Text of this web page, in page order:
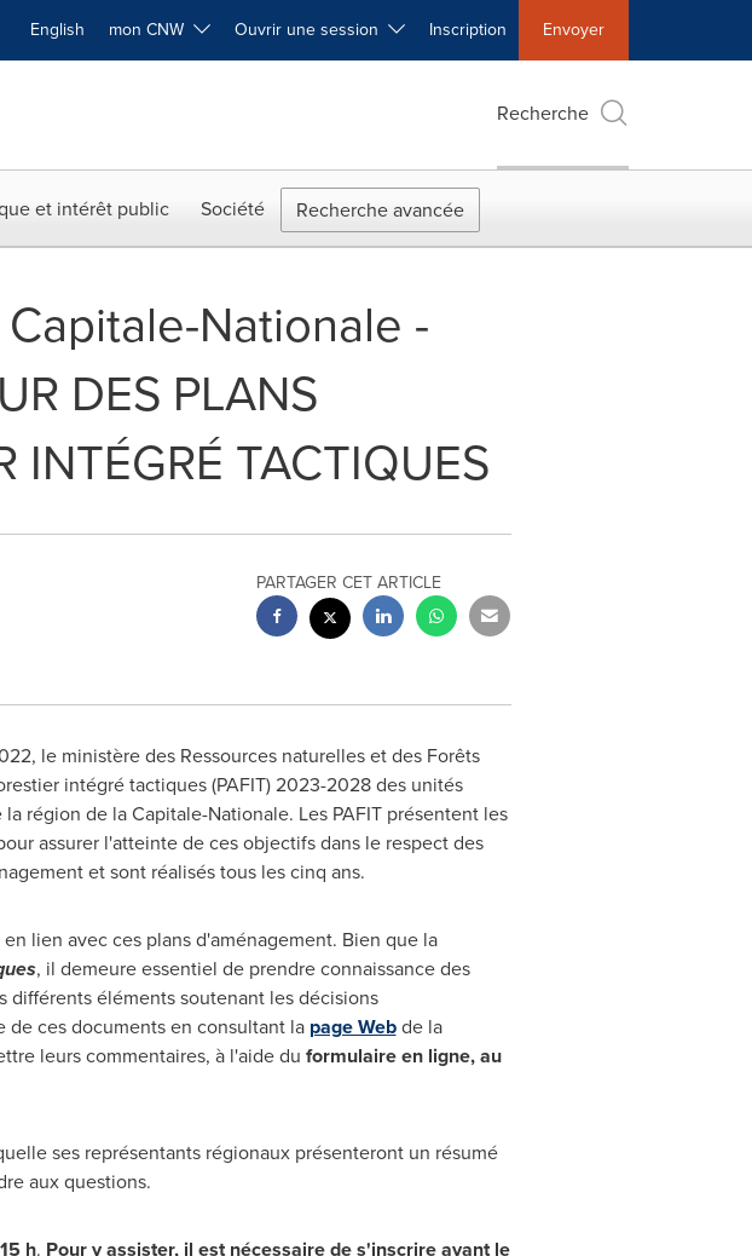
English mon CNW Ouvrir une session Inscription Envoyer
Recherche
et intérêt public Société Recherche avancée
Nationale -
DES PLANS
INTÉGRÉ TACTIQUES
PARTAGER CET ARTICLE
le ministère des Ressources naturelles et des Forêts
intégré tactiques (PAFIT) 2023-2028 des unités
région de la Capitale-Nationale. Les PAFIT présentent les
assurer l'atteinte de ces objectifs dans le respect des
et sont réalisés tous les cinq ans.
lien avec ces plans d'aménagement. Bien que la
, il demeure essentiel de prendre connaissance des
différents éléments soutenant les décisions
ces documents en consultant la page Webde la
leurs commentaires, à l'aide du formulaire en ligne, au
ses représentants régionaux présenteront un résumé
aux questions.
h. Pour y assister, il est nécessaire de s'inscrire avant le